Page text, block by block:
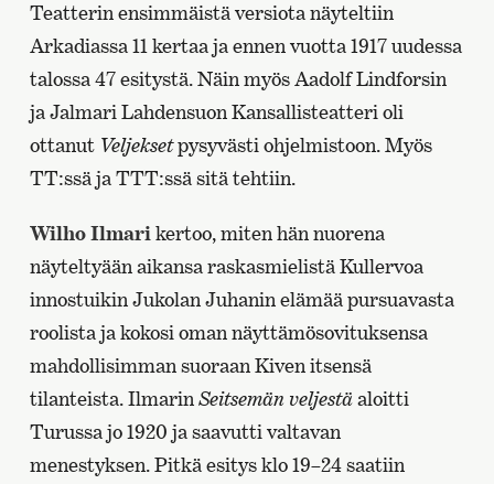
Teatterin ensimmäistä versiota näyteltiin
Arkadiassa 11 kertaa ja ennen vuotta 1917 uudessa
talossa 47 esitystä. Näin myös Aadolf Lindforsin
ja Jalmari Lahdensuon Kansallisteatteri oli
ottanut Veljeksetpysyvästi ohjelmistoon. Myös
TT:ssä ja TTT:ssä sitä tehtiin.
Wilho Ilmari kertoo, miten hän nuorena
näyteltyään aikansa raskasmielistä Kullervoa
innostuikin Jukolan Juhanin elämää pursuavasta
roolista ja kokosi oman näyttämösovituksensa
mahdollisimman suoraan Kiven itsensä
tilanteista. Ilmarin Seitsemän veljestäaloitti
Turussa jo 1920 ja saavutti valtavan
menestyksen. Pitkä esitys klo 19–24 saatiin